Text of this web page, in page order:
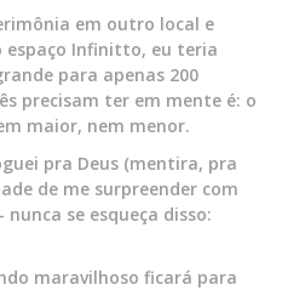
em outro local e
Infinitto, eu teria
para apenas 200
precisam ter em mente é: o
maior, nem menor.
pra Deus (mentira, pra
de me surpreender com
se esqueça disso:
maravilhoso ficará para